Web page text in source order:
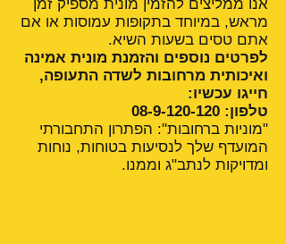
אנו ממליצים להזמין מונית מספיק זמן
מראש, במיוחד בתקופות עמוסות או אם
אתם טסים בשעות השיא.
לפרטים נוספים והזמנת מונית אמינה
ואיכותית מרחובות לשדה התעופה,
חייגו עכשיו:
טלפון: 08-9-120-120
"מוניות ברחובות": הפתרון התחבורתי
המועדף שלך לנסיעות בטוחות, נוחות
ומדויקות לנתב"ג וממנו.